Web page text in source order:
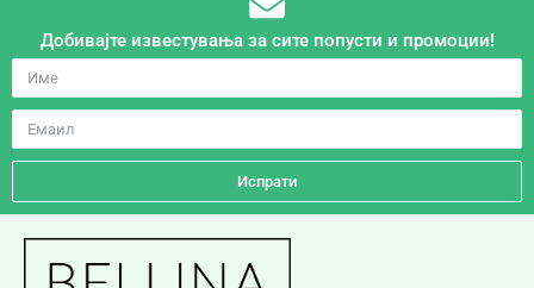
Добивајте известувања за сите попусти и промоции!
Испрати